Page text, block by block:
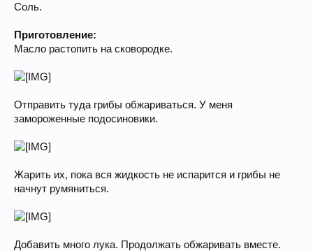
Соль.
Приготовление:
Масло растопить на сковородке.
Отправить туда грибы обжариваться. У меня
замороженные подосиновики.
Жарить их, пока вся жидкость не испарится и грибы не
начнут румяниться.
Добавить много лука. Продолжать обжаривать вместе.